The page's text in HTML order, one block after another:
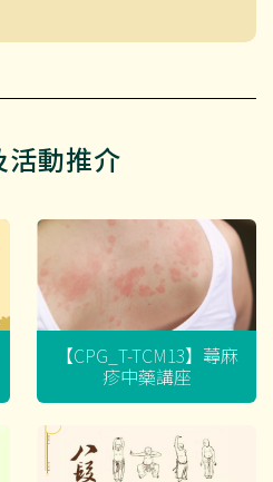
活動推介
【CPG_T-TCM13】蕁麻
疹中藥講座